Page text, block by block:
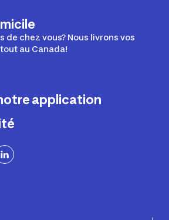
de chez vous? Nous livrons vos
au Canada!
application